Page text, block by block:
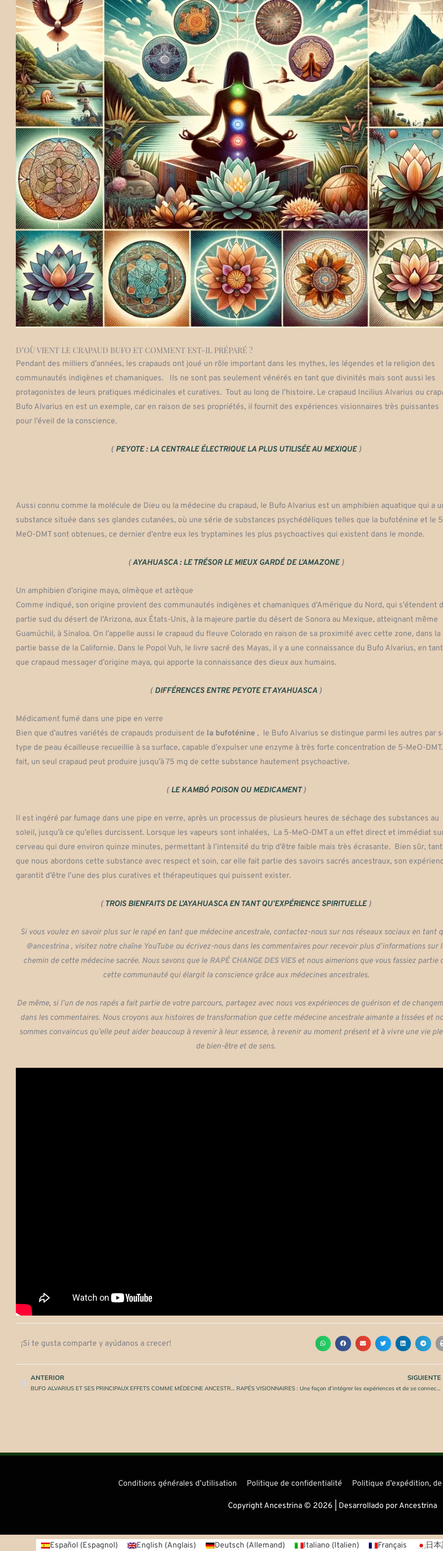
D’OÙ VIENT LE CRAPAUD BUFO ET COMMENT EST-IL PRÉPARÉ ?
Pendant des milliers d’années, les crapauds ont joué un rôle important dans les mythes, les légendes et la religion des
communautés indigènes et chamaniques.
Ils ne sont pas seulement vénérés en tant que divinités mais sont aussi les
protagonistes de leurs pratiques médicinales et curatives. Tout au long de l’histoire. Le crapaud Incilius Alvarius ou
Bufo Alvarius en est un exemple, car en raison de ses propriétés, il fournit des expériences visionnaires très puissantes
pour l’éveil de la conscience.
( PEYOTE : LA CENTRALE ÉLECTRIQUE LA PLUS UTILISÉE AU MEXIQUE)
Aussi connu comme la molécule de Dieu ou la médecine du crapaud, le Bufo Alvarius est un amphibien aquatique qui a
substance située dans ses glandes cutanées, où une série de substances psychédéliques telles que la bufoténine et le
MeO-DMT sont obtenues, ce dernier d’entre eux les tryptamines les plus psychoactives qui existent dans le monde.
(AYAHUASCA : LE TRÉSOR LE MIEUX GARDÉ DE L’AMAZONE)
Un amphibien d’origine maya, olmèque et aztèque
Comme indiqué, son origine provient des communautés indigènes et chamaniques d’Amérique du Nord, qui s’étendent
partie sud du désert de l’Arizona, aux États-Unis, à la majeure partie du désert de Sonora au Mexique, atteignant même
Guamúchil, à Sinaloa. On l’appelle aussi le crapaud du fleuve Colorado en raison de sa proximité avec cette zone, dans la
partie basse de la Californie. Dans le Popol Vuh, le livre sacré des Mayas, il y a une connaissance du Bufo Alvarius, en tant
que crapaud messager d’origine maya, qui apporte la connaissance des dieux aux humains.
( DIFFÉRENCES ENTRE PEYOTE ET AYAHUASCA)
Médicament fumé dans une pipe en verre
Bien que d’autres variétés de crapauds produisent de la bufoténine , le Bufo Alvarius se distingue parmi les autres par
type de peau écailleuse recueillie à sa surface, capable d’expulser une enzyme à très forte concentration de 5-MeO-
fait, un seul crapaud peut produire jusqu’à 75 mg de cette substance hautement psychoactive.
( LE KAMBÓ POISON OU MEDICAMENT)
Il est ingéré par fumage dans une pipe en verre, après un processus de plusieurs heures de séchage des substances au
soleil, jusqu’à ce qu’elles durcissent. Lorsque les vapeurs sont inhalées, La 5-MeO-DMT a un effet direct et immédiat
cerveau qui dure environ quinze minutes, permettant à l’intensité du trip d’être faible mais très écrasante. Bien sûr, tant
que nous abordons cette substance avec respect et soin, car elle fait partie des savoirs sacrés ancestraux, son
garantit d’être l’une des plus curatives et thérapeutiques qui puissent exister.
( TROIS BIENFAITS DE L’AYAHUASCA EN TANT QU’EXPÉRIENCE SPIRITUELLE)
Si vous voulez en savoir plus sur le rapé en tant que médecine ancestrale, contactez-nous sur nos réseaux sociaux en tant
@ancestrina, visitez notre chaîne YouTubeou écrivez-nous dans les commentaires pour recevoir plus d’informations sur
chemin de cette médecine sacrée. Nous savons que le RAPÉ CHANGE DES VIESet nous aimerions que vous fassiez partie
cette communauté qui élargit la conscience grâce aux médecines ancestrales.
De même, si l’un de nos rapés a fait partie de votre parcours, partagez avec nous vos expériences de guérison et de
dans les commentaires. Nous croyons aux histoires de transformation que cette médecine ancestrale aimante a tissées et
sommes convaincus qu’elle peut aider beaucoup à revenir à leur essence, à revenir au moment présent et à vivre une vie
de bien-être et de sens.
¡Si te gusta comparte y ayúdanos a crecer!
Précédent
ANTERIOR
BUFO ALVARIUS ET SES PRINCIPAUX EFFETS COMME MÉDECINE ANCESTRALE
SIGUIENTE
RAPÉS VISIONNAIRES : Une façon d’intégrer les expériences et de se connecter au Tout
Conditions générales d’utilisation Politique de confidentialité Politique d’expédition,
Copyright Ancestrina © 2026 | Desarrollado por Ancestrina
Español (Espagnol) English (Anglais) Deutsch (Allemand) Italiano (Italien) Français 日